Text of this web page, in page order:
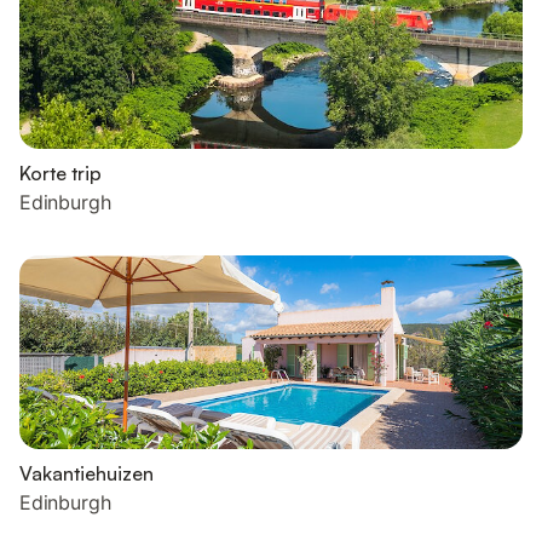
Korte trip
Edinburgh
Vakantiehuizen
Edinburgh